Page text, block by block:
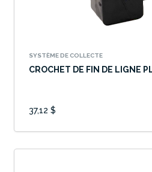
SYSTÈME DE COLLECTE
CROCHET DE FIN DE LIGNE
37,12 $